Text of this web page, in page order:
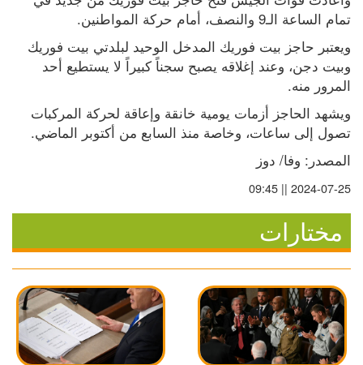
تمام الساعة الـ9 والنصف، أمام حركة المواطنين.
المرور منه.
تصول إلى ساعات، وخاصة منذ السابع من أكتوبر الماضي.
المصدر: وفا/ دوز
2024-07-25 || 09:45
مختارات